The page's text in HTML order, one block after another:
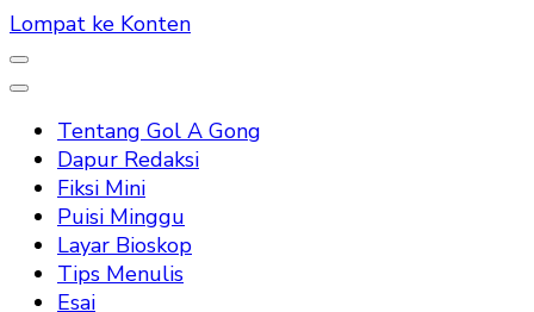
Lompat ke Konten
Tentang Gol A Gong
Dapur Redaksi
Fiksi Mini
Puisi Minggu
Layar Bioskop
Tips Menulis
Esai